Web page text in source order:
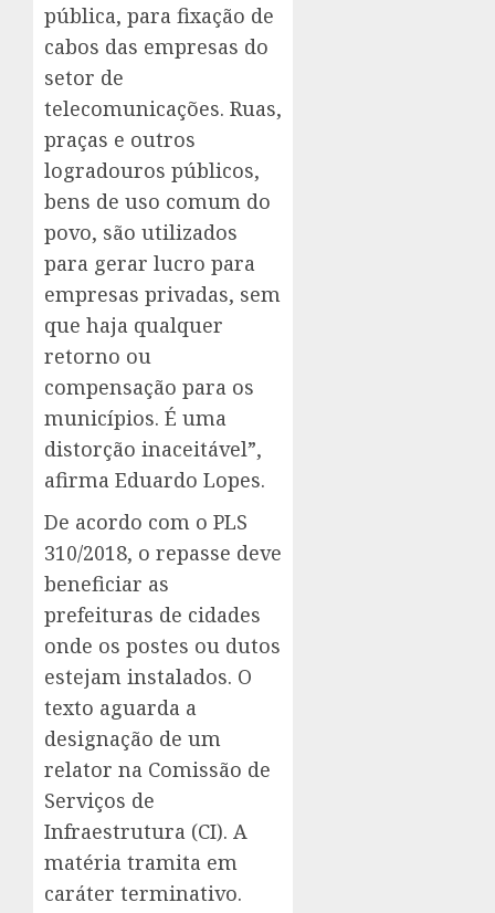
pública, para fixação de
cabos das empresas do
setor de
telecomunicações. Ruas,
praças e outros
logradouros públicos,
bens de uso comum do
povo, são utilizados
para gerar lucro para
empresas privadas, sem
que haja qualquer
retorno ou
compensação para os
municípios. É uma
distorção inaceitável”,
afirma Eduardo Lopes.
De acordo com o PLS
310/2018, o repasse deve
beneficiar as
prefeituras de cidades
onde os postes ou dutos
estejam instalados. O
texto aguarda a
designação de um
relator na Comissão de
Serviços de
Infraestrutura (CI). A
matéria tramita em
caráter terminativo.